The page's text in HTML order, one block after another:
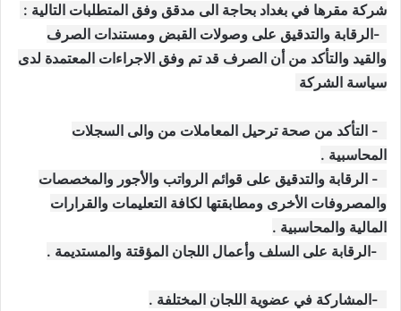
شركة مقرها في بغداد بحاجة الى مدقق وفق المتطلبات التالية :
1-الرقابة والتدقيق على وصولات القبض ومستندات الصرف
والقيد والتأكد من أن الصرف قد تم وفق الاجراءات المعتمدة لدى
سياسة الشركة
2- التأكد من صحة ترحيل المعاملات من والى السجلات
المحاسبية .
3- الرقابة والتدقيق على قوائم الرواتب والأجور والمخصصات
والمصروفات الأخرى ومطابقتها لكافة التعليمات والقرارات
المالية والمحاسبية .